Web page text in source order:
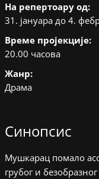
На репертоару од:
31. јануара до 4.
Време пројекције:
20.00 часова
Жанр:
Драма
Синопсис
Мушкарац помало
грубог и